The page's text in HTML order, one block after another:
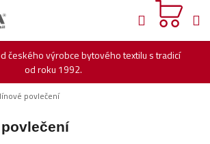
českého výrobce bytového textilu s tradicí
od roku 1992.
Hledat
povlečení